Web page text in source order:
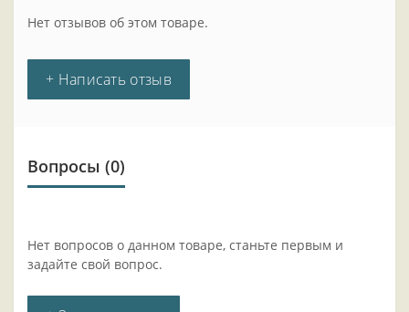
Нет отзывов об этом товаре.
+ Написать отзыв
Вопросы (0)
Нет вопросов о данном товаре, станьте первым и
задайте свой вопрос.